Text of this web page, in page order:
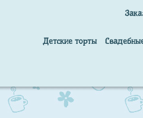
Детские торты